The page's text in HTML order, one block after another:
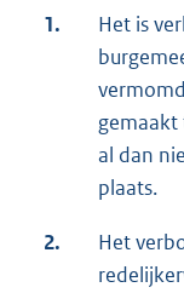
1.
Het is
al dan
plaats.
2.
Het